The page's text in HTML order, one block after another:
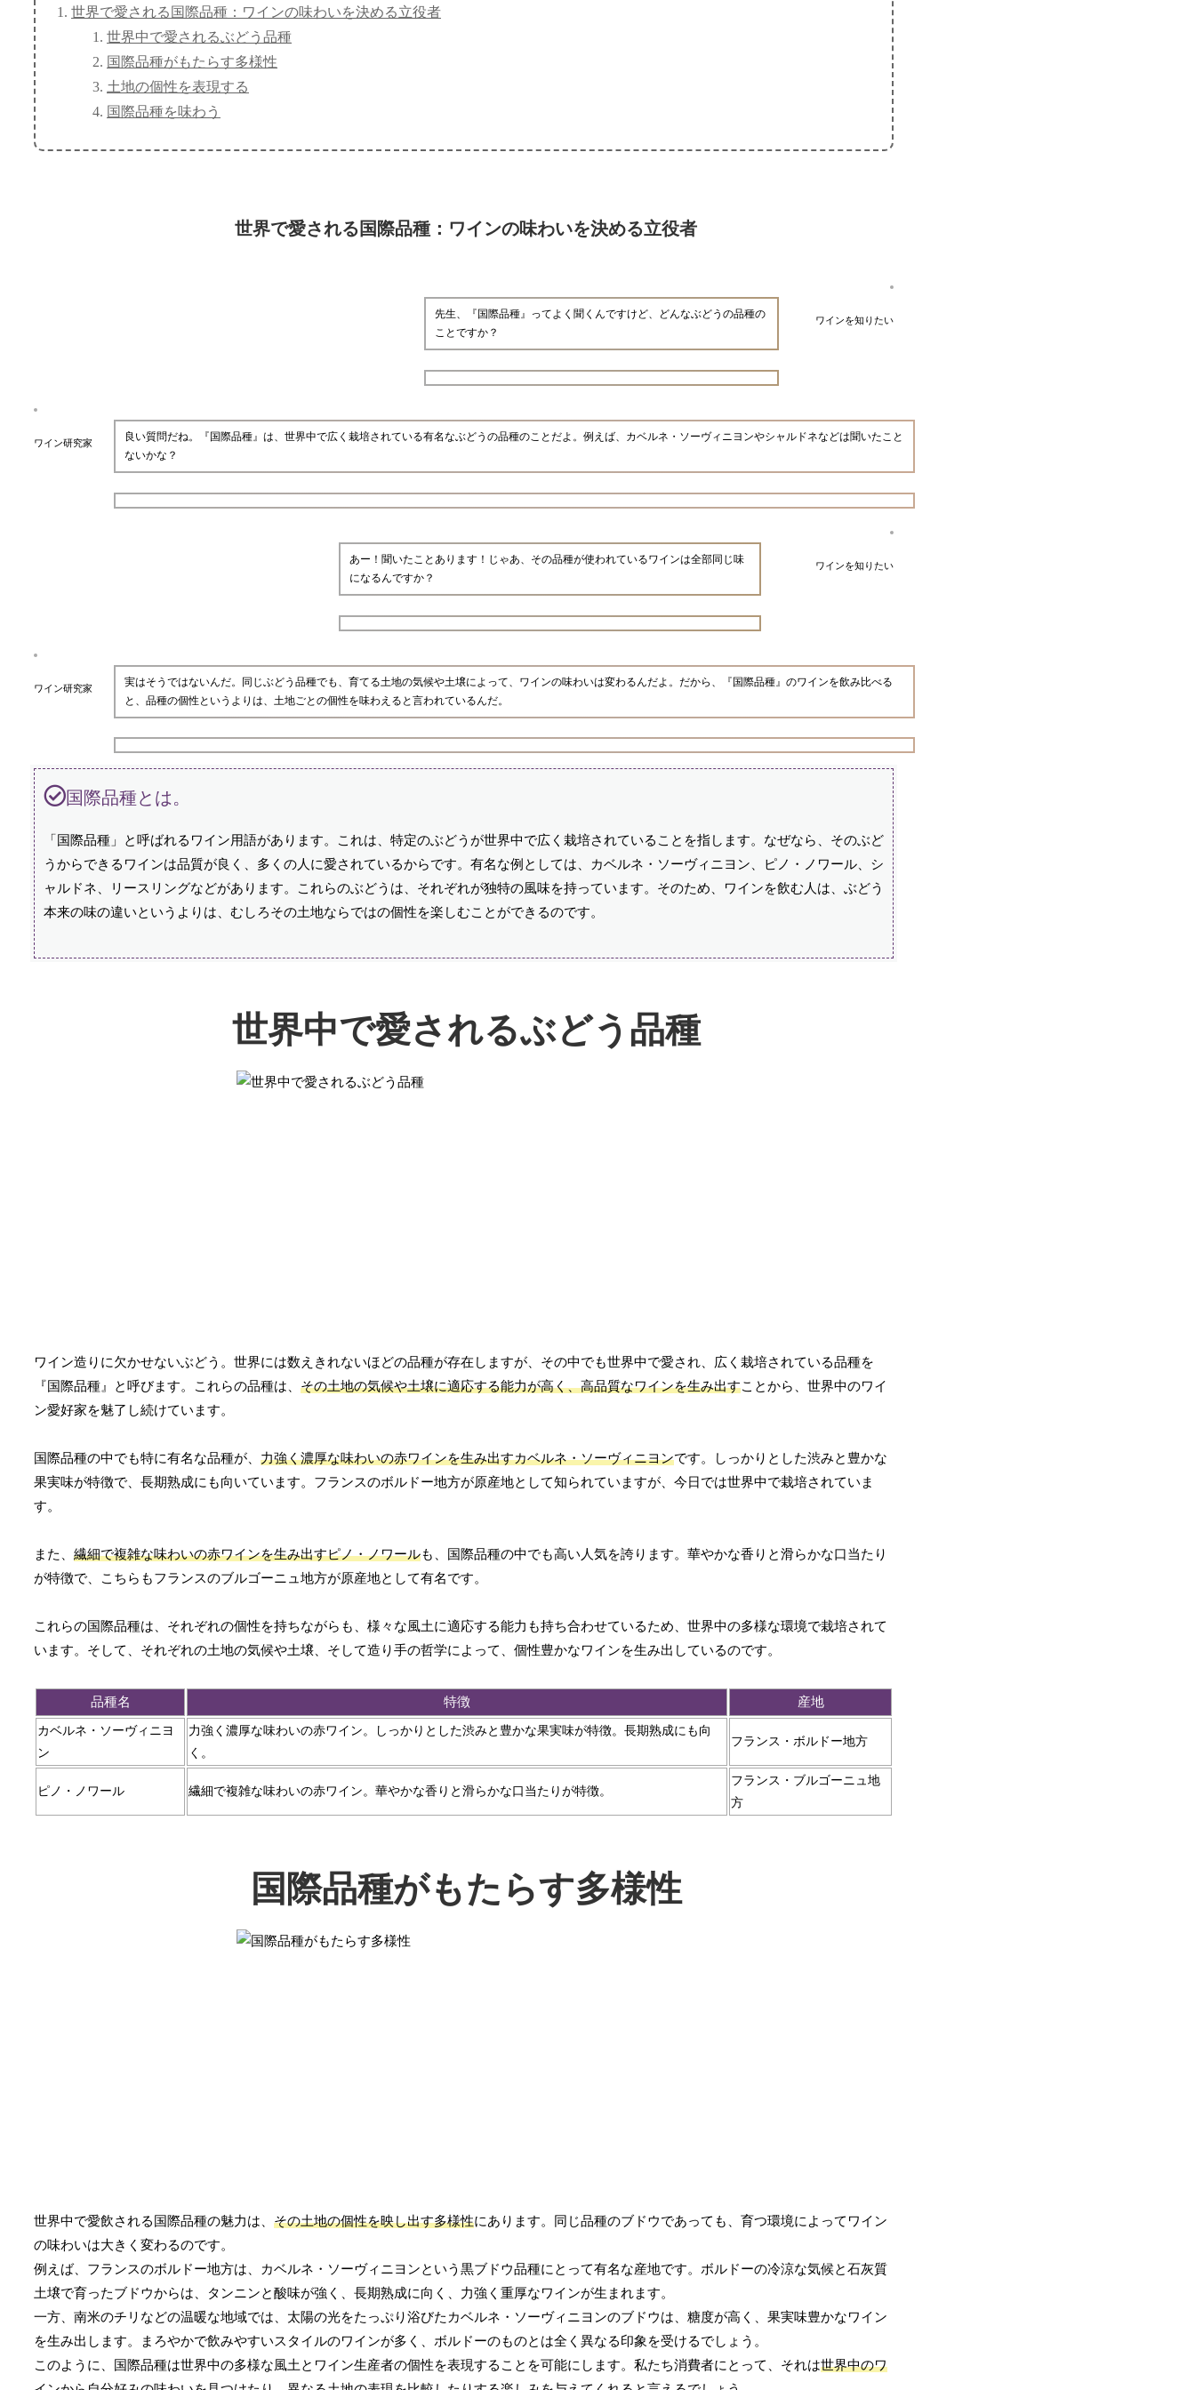
世界で愛される国際品種：ワインの味わいを決める立役者
世界中で愛されるぶどう品種
国際品種がもたらす多様性
土地の個性を表現する
国際品種を味わう
世界で愛される国際品種：ワインの味わいを決める立役者
ワインを知りたい
先生、『国際品種』ってよく聞くんですけど、どんなぶどうの品種の
ことですか？
ワイン研究家
良い質問だね。『国際品種』は、世界中で広く栽培されている有名なぶどうの品種のことだよ。例えば、カベルネ・ソーヴィニヨンやシャルドネなどは聞いたこと
ないかな？
ワインを知りたい
あー！聞いたことあります！じゃあ、その品種が使われているワインは全部同じ味
になるんですか？
ワイン研究家
実はそうではないんだ。同じぶどう品種でも、育てる土地の気候や土壌によって、ワインの味わいは変わるんだよ。だから、『国際品種』のワインを飲み比べる
と、品種の個性というよりは、土地ごとの個性を味わえると言われているんだ。
国際品種とは。
「国際品種」と呼ばれるワイン用語があります。これは、特定のぶどうが世界中で広く栽培されていることを指します。なぜなら、そのぶど
うからできるワインは品質が良く、多くの人に愛されているからです。有名な例としては、カベルネ・ソーヴィニヨン、ピノ・ノワール、シ
ャルドネ、リースリングなどがあります。これらのぶどうは、それぞれが独特の風味を持っています。そのため、ワインを飲む人は、ぶどう
本来の味の違いというよりは、むしろその土地ならではの個性を楽しむことができるのです。
世界中で愛されるぶどう品種
ワイン造りに欠かせないぶどう。世界には数えきれないほどの品種が存在しますが、その中でも世界中で愛され、広く栽培されている品種を
『国際品種』と呼びます。これらの品種は、 その土地の気候や土壌に適応する能力が高く、高品質なワインを生み出すことから、世界中のワイ
ン愛好家を魅了し続けています。
国際品種の中でも特に有名な品種が、 力強く濃厚な味わいの赤ワインを生み出すカベルネ・ソーヴィニヨンです。しっかりとした渋みと豊かな
果実味が特徴で、長期熟成にも向いています。フランスのボルドー地方が原産地として知られていますが、今日では世界中で栽培されていま
す。
また、 繊細で複雑な味わいの赤ワインを生み出すピノ・ノワールも、国際品種の中でも高い人気を誇ります。華やかな香りと滑らかな口当たり
が特徴で、こちらもフランスのブルゴーニュ地方が原産地として有名です。
これらの国際品種は、それぞれの個性を持ちながらも、様々な風土に適応する能力も持ち合わせているため、世界中の多様な環境で栽培されて
います。そして、それぞれの土地の気候や土壌、そして造り手の哲学によって、個性豊かなワインを生み出しているのです。
品種名 特徴 産地
カベルネ・ソーヴィニヨ
ン
力強く濃厚な味わいの赤ワイン。しっかりとした渋みと豊かな果実味が特徴。長期熟成にも向
く。
フランス・ボルドー地方
ピノ・ノワール 繊細で複雑な味わいの赤ワイン。華やかな香りと滑らかな口当たりが特徴。
フランス・ブルゴーニュ地
方
国際品種がもたらす多様性
世界中で愛飲される国際品種の魅力は、 その土地の個性を映し出す多様性にあります。同じ品種のブドウであっても、育つ環境によってワイン
の味わいは大きく変わるのです。
例えば、フランスのボルドー地方は、カベルネ・ソーヴィニヨンという黒ブドウ品種にとって有名な産地です。ボルドーの冷涼な気候と石灰質
土壌で育ったブドウからは、タンニンと酸味が強く、長期熟成に向く、力強く重厚なワインが生まれます。
一方、南米のチリなどの温暖な地域では、太陽の光をたっぷり浴びたカベルネ・ソーヴィニヨンのブドウは、糖度が高く、果実味豊かなワイン
を生み出します。まろやかで飲みやすいスタイルのワインが多く、ボルドーのものとは全く異なる印象を受けるでしょう。
このように、国際品種は世界中の多様な風土とワイン生産者の個性を表現することを可能にします。私たち消費者にとって、それは世界中のワ